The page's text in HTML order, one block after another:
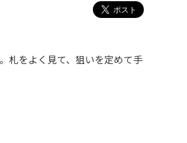
札をよく見て、狙いを定めて手